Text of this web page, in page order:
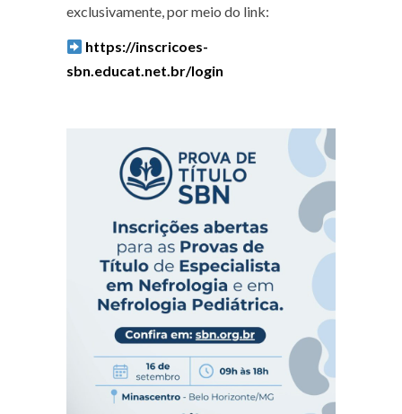
exclusivamente, por meio do link:
https://inscricoes-
sbn.educat.net.br/login